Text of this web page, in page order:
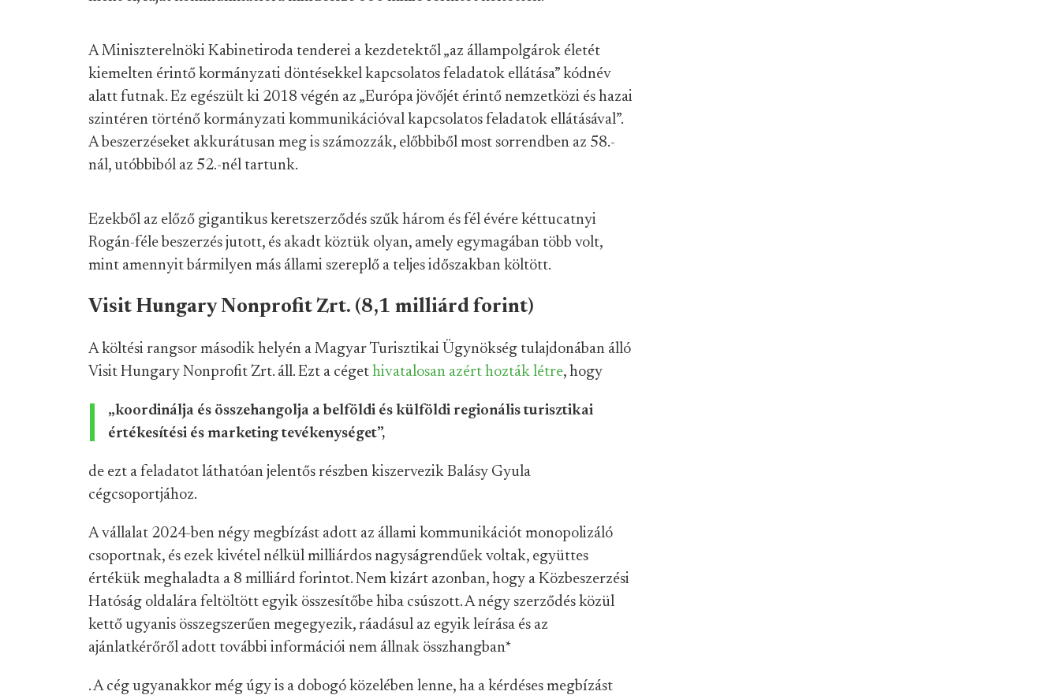
A Miniszterelnöki Kabinetiroda tenderei a kezdetektől „az állampolgárok életét
kiemelten érintő kormányzati döntésekkel kapcsolatos feladatok ellátása” kódnév
alatt futnak. Ez egészült ki 2018 végén az „Európa jövőjét érintő nemzetközi és hazai
szintéren történő kormányzati kommunikációval kapcsolatos feladatok ellátásával”.
A beszerzéseket akkurátusan meg is számozzák, előbbiből most sorrendben az 58.-
nál, utóbbiból az 52.-nél tartunk.
Ezekből az előző gigantikus keretszerződés szűk három és fél évére kéttucatnyi
Rogán-féle beszerzés jutott, és akadt köztük olyan, amely egymagában több volt,
mint amennyit bármilyen más állami szereplő a teljes időszakban költött.
Visit Hungary Nonprofit Zrt. (8,1 milliárd forint)
A költési rangsor második helyén a Magyar Turisztikai Ügynökség tulajdonában álló
Visit Hungary Nonprofit Zrt. áll. Ezt a céget hivatalosan azért hozták létre, hogy
„koordinálja és összehangolja a belföldi és külföldi regionális turisztikai
értékesítési és marketing tevékenységet”,
de ezt a feladatot láthatóan jelentős részben kiszervezik Balásy Gyula
cégcsoportjához.
A vállalat 2024-ben négy megbízást adott az állami kommunikációt monopolizáló
csoportnak, és ezek kivétel nélkül milliárdos nagyságrendűek voltak, együttes
értékük meghaladta a 8 milliárd forintot. Nem kizárt azonban, hogy a Közbeszerzési
Hatóság oldalára feltöltött egyik összesítőbe hiba csúszott. A négy szerződés közül
kettő ugyanis összegszerűen megegyezik, ráadásul az egyik leírása és az
ajánlatkérőről adott további információi nem állnak összhangban*
. A cég ugyanakkor még úgy is a dobogó közelében lenne, ha a kérdéses megbízást